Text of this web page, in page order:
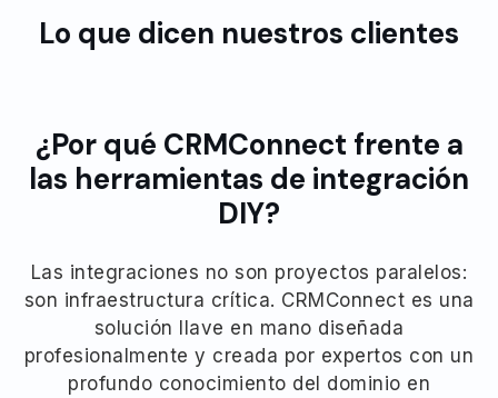
Lo que dicen nuestros clientes
¿Por qué CRMConnect frente a
las herramientas de integración
DIY?
Las integraciones no son proyectos paralelos:
son infraestructura crítica. CRMConnect es una
solución llave en mano diseñada
profesionalmente y creada por expertos con un
profundo conocimiento del dominio en